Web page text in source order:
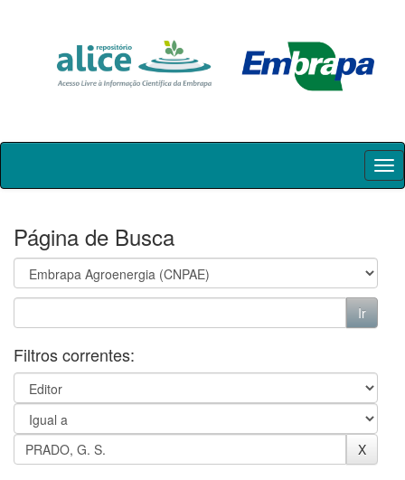
Skip
Página de Busca
Filtros correntes: